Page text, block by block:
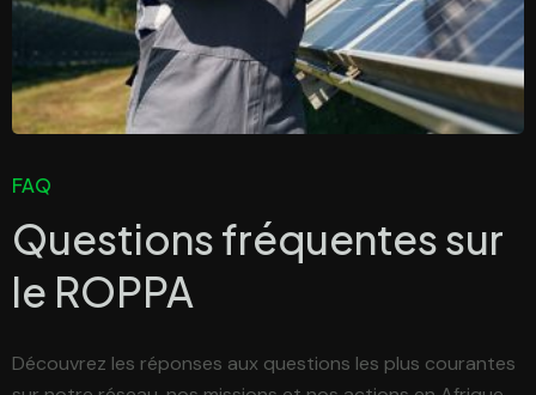
FAQ
Questions fréquentes sur
le ROPPA
Découvrez les réponses aux questions les plus courantes